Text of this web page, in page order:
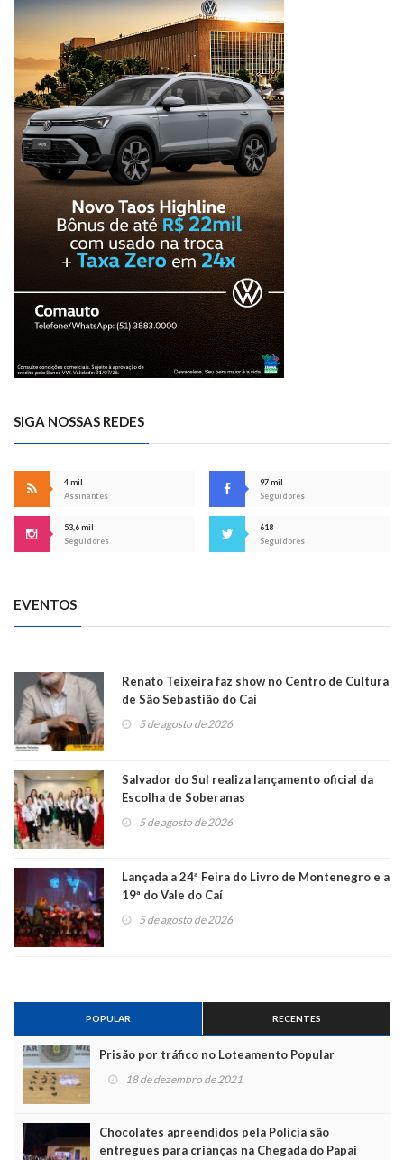
SIGA NOSSAS REDES
4 mil
Assinantes
97 mil
Seguidores
53,6 mil
Seguidores
618
Seguidores
EVENTOS
Renato Teixeira faz show no Centro de Cultura
de São Sebastião do Caí
5 de agosto de 2026
Salvador do Sul realiza lançamento oficial da
Escolha de Soberanas
5 de agosto de 2026
Lançada a 24ª Feira do Livro de Montenegro e a
19ª do Vale do Caí
5 de agosto de 2026
POPULAR RECENTES
Prisão por tráfico no Loteamento Popular
18 de dezembro de 2021
Chocolates apreendidos pela Polícia são
entregues para crianças na Chegada do Papai